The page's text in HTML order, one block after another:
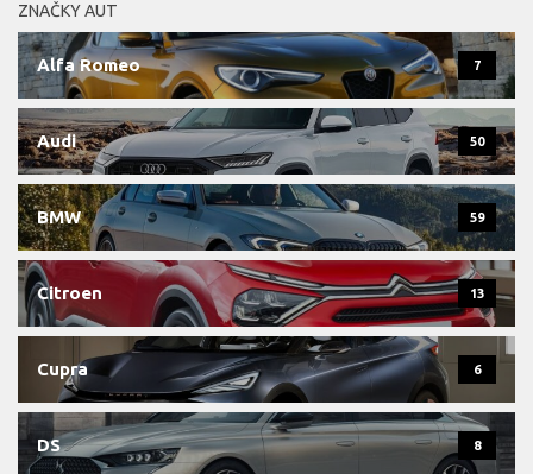
ZNAČKY AUT
Alfa Romeo 7
Audi 50
BMW 59
Citroen 13
Cupra 6
DS 8